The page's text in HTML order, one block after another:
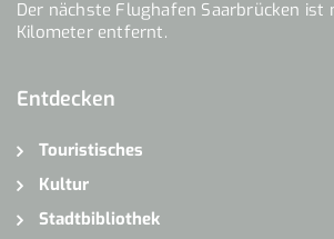
Der nächste Flughafen Saarbrücken ist
Kilometer entfernt.
Entdecken
Touristisches
Kultur
Stadtbibliothek